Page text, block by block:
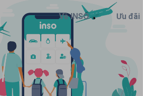
Ưu đãi
Về INSO